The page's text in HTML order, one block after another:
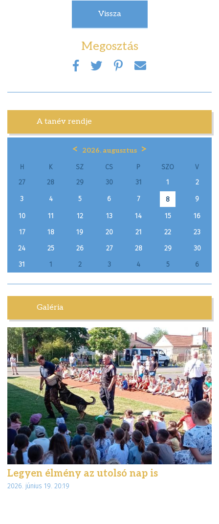
A tanév rendje
< 2026. augusztus >
H K SZ CS P SZO
V
27
28 29 30 31 1
2
3
4 5 6 7 8 9
10 11 12 13 14 15
16
17
18 19 20 21 22
23
24
25 26 27 28 29
30
31
1 2 3 4 5 6
Galéria
Legyen élmény az utolsó nap is
2026. június 19. 20:19
Vissza
Megosztás